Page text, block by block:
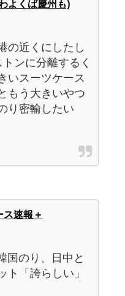
よくば慶州も)
の近くにしたし
ンに分離するく
いスーツケース
もう大きいやつ
り密輸したい
速報＋
国のり、日中と
ト「誇らしい」